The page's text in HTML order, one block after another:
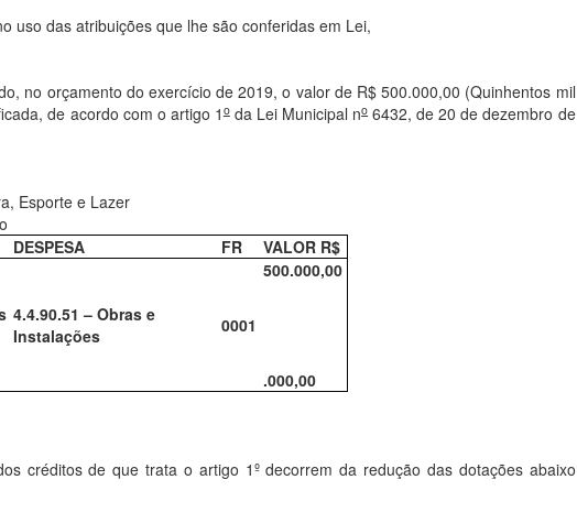
uso das atribuições que lhe são conferidas em Lei,
no orçamento do exercício de 2019, o valor de R$ 500.000,00 (Quinhentos mil
de acordo com o artigo 1oda Lei Municipal no 6432, de 20 de dezembro de
Esporte e Lazer
DESPESA FR VALOR R$
4.4.90.51 – Obras e
Instalações
0001
500.000,00
.000,00
créditos de que trata o artigo 1º decorrem da redução das dotações abaixo